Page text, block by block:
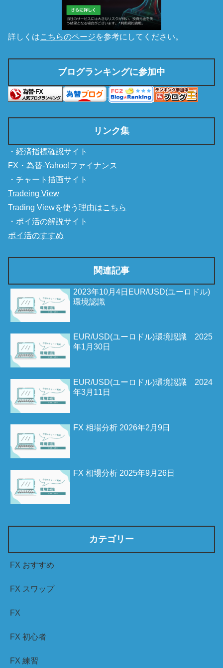
詳しくはこちらのページを参考にしてください。
ブログランキングに参加中
リンク集
・経済指標確認サイト
FX・為替-Yahoo!ファイナンス
・チャート描画サイト
Tradeing View
Trading Viewを使う理由はこちら
・ポイ活の解説サイト
ポイ活のすすめ
関連記事
2023年10月4日EUR/USD(ユーロドル)
環境認識
EUR/USD(ユーロドル)環境認識 2025
年1月30日
EUR/USD(ユーロドル)環境認識 2024
年3月11日
FX 相場分析 2026年2月9日
FX 相場分析 2025年9月26日
カテゴリー
FX おすすめ
FX スワップ
FX
FX 初心者
FX 練習